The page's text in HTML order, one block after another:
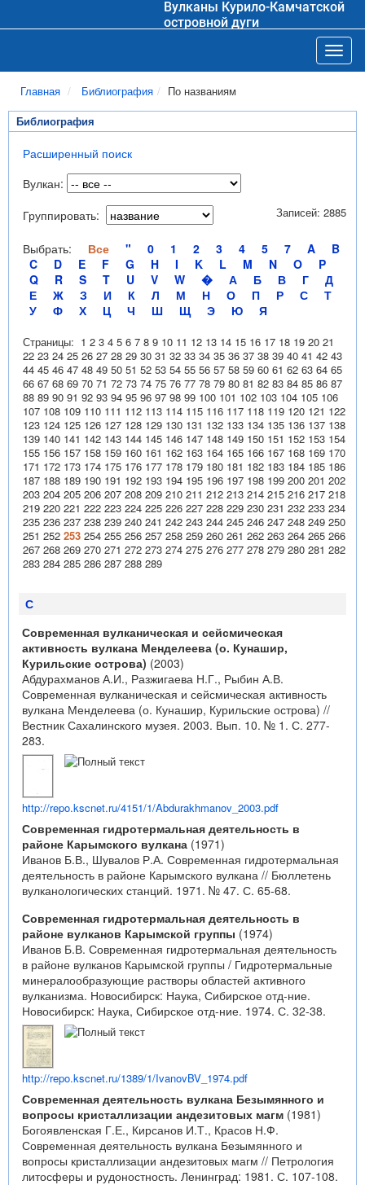
Вулканы Курило-Камчатской
островной дуги
Главная Библиография По названиям
Библиография
Расширенный поиск
Вулкан:
Группировать:
Выбрать: Все " 0 1 2 3 4 5 7 A
B
C
D E F G H I K L M N O
P
Q
R S T U V W � А Б В Г
Д
Е
Ж З И К Л М Н О П Р С
Т
У
Ф Х Ц Ч Ш Щ Э Ю Я
Записей: 2885
Страницы: 1 2 3 4 5 6 7 8 9 10 11 12 13 14 15 16 17 18 19 20 21
22 23 24 25 26 27 28 29 30 31 32 33 34 35 36 37 38 39 40 41 42 43
44 45 46 47 48 49 50 51 52 53 54 55 56 57 58 59 60 61 62 63 64 65
66 67 68 69 70 71 72 73 74 75 76 77 78 79 80 81 82 83 84 85 86 87
88 89 90 91 92 93 94 95 96 97 98 99 100 101 102 103 104 105 106
107 108 109 110 111 112 113 114 115 116 117 118 119 120 121 122
123 124 125 126 127 128 129 130 131 132 133 134 135 136 137 138
139 140 141 142 143 144 145 146 147 148 149 150 151 152 153 154
155 156 157 158 159 160 161 162 163 164 165 166 167 168 169 170
171 172 173 174 175 176 177 178 179 180 181 182 183 184 185 186
187 188 189 190 191 192 193 194 195 196 197 198 199 200 201 202
203 204 205 206 207 208 209 210 211 212 213 214 215 216 217 218
219 220 221 222 223 224 225 226 227 228 229 230 231 232 233 234
235 236 237 238 239 240 241 242 243 244 245 246 247 248 249 250
251 252 253 254 255 256 257 258 259 260 261 262 263 264 265 266
267 268 269 270 271 272 273 274 275 276 277 278 279 280 281 282
283 284 285 286 287 288 289
С
Современная вулканическая и сейсмическая
активность вулкана Менделеева (о. Кунашир,
Курильские острова) (2003)
Абдурахманов А.И., Разжигаева Н.Г., Рыбин А.В.
Современная вулканическая и сейсмическая активность
вулкана Менделеева (о. Кунашир, Курильские острова) //
Вестник Сахалинского музея. 2003. Вып. 10. № 1. С. 277-
283.
http://repo.kscnet.ru/4151/1/Abdurakhmanov_2003.pdf
Современная гидротермальная деятельность в
районе Карымского вулкана (1971)
Иванов Б.В., Шувалов Р.А. Современная гидротермальная
деятельность в районе Карымского вулкана // Бюллетень
вулканологических станций. 1971. № 47. С. 65-68.
Современная гидротермальная деятельность в
районе вулканов Карымской группы (1974)
Иванов Б.В. Современная гидротермальная деятельность
в районе вулканов Карымской группы / Гидротермальные
минералообразующие растворы областей активного
вулканизма. Новосибирск: Наука, Сибирское отд-ние.
Новосибирск: Наука, Сибирское отд-ние. 1974. С. 32-38.
http://repo.kscnet.ru/1389/1/IvanovBV_1974.pdf
Современная деятельность вулкана Безымянного и
вопросы кристаллизации андезитовых магм (1981)
Богоявленская Г.Е., Кирсанов И.Т., Красов Н.Ф.
Современная деятельность вулкана Безымянного и
вопросы кристаллизации андезитовых магм // Петрология
литосферы и рудоностность. Ленинград: 1981. С. 107-108.